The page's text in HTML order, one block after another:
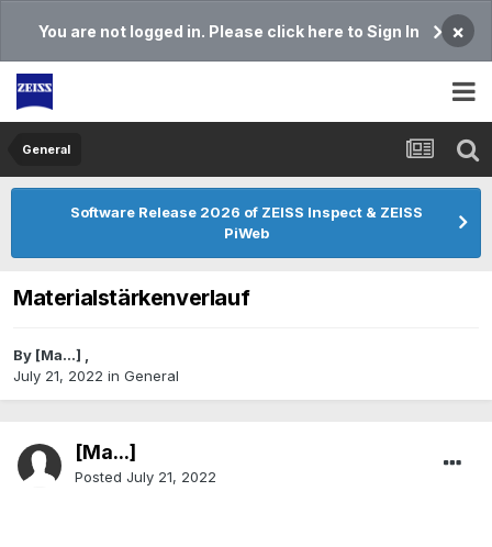
You are not logged in. Please click here to Sign In ×
General
Software Release 2026 of ZEISS Inspect & ZEISS
PiWeb
Materialstärkenverlauf
By [Ma...] ,
July 21, 2022 in General
[Ma...]
Posted July 21, 2022